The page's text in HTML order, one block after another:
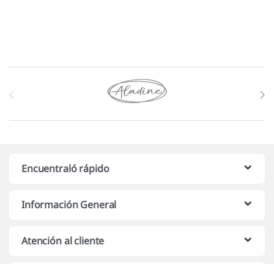
Marcas De Carrusel
Encuentraló rápido
Información General
Atención al cliente